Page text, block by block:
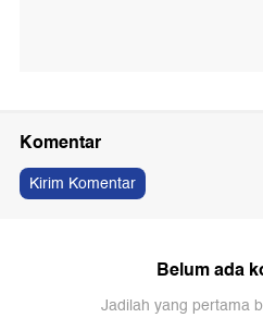
Komentar
Kirim Komentar
Belum ada
Jadilah yang pertama